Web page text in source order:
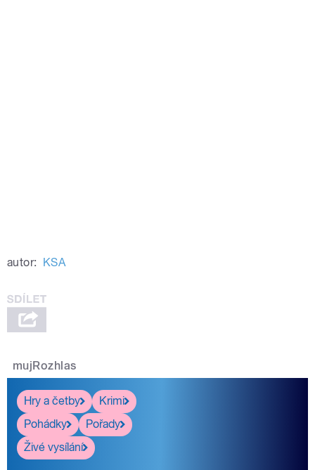
autor: KSA
mujRozhlas
Hry a četby
Krimi
Pohádky
Pořady
Živé vysílání